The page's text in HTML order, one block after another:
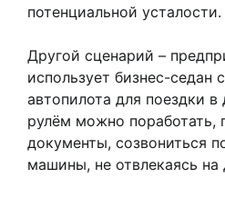
потенциальной усталости.
Другой сценарий –
использует бизнес-седан
автопилота для поездки в
рулём можно поработать,
документы, созвониться
машины, не отвлекаясь на